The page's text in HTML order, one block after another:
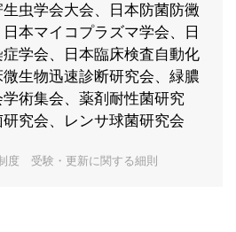
虫学会大会、日本防菌防黴
本マイコプラズマ学会、日
学会、日本臨床検査自動化
生物迅速診断研究会、緑膿
術集会、薬剤耐性菌研究
究会、レンサ球菌研究会
度 受験・更新に関する細則